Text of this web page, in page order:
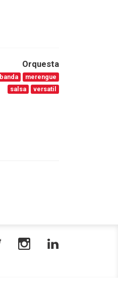
Orquesta
banda
merengue
salsa
versatil